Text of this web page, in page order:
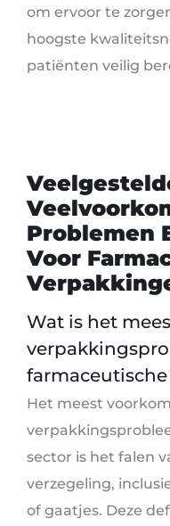
om ervoor te
hoogste
patiënten veilig
Problemen
Voor
Wat is het
Het meest
sector is het falen
verzegeling,
of gaatjes. Deze